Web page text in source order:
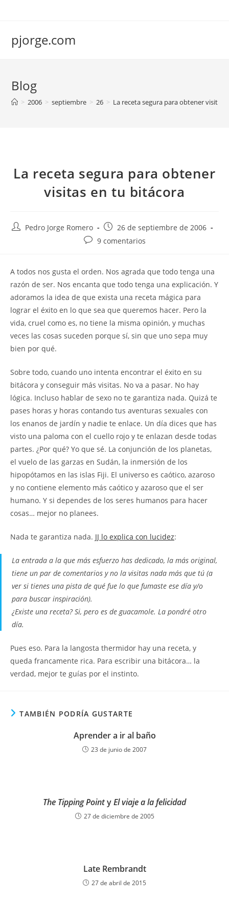
pjorge.com
Blog
> 2006 > septiembre > 26 > La receta segura para obtener visitas
La receta segura para obtener
visitas en tu bitácora
AutorPedro Jorge Romero
Publicación
de
26 de septiembre de 2006
Comentarios
entrada:
9 comentarios
A todos nos gusta el orden. Nos agrada que todo tenga una
razón de ser. Nos encanta que todo tenga una explicación. Y
adoramos la idea de que exista una receta mágica para
lograr el éxito en lo que sea que queremos hacer. Pero la
vida, cruel como es, no tiene la misma opinión, y muchas
veces las cosas suceden porque sí, sin que uno sepa muy
bien por qué.
Sobre todo, cuando uno intenta encontrar el éxito en su
bitácora y conseguir más visitas. No va a pasar. No hay
lógica. Incluso hablar de sexo no te garantiza nada. Quizá te
pases horas y horas contando tus aventuras sexuales con
los enanos de jardín y nadie te enlace. Un día dices que has
visto una paloma con el cuello rojo y te enlazan desde todas
partes. ¿Por qué? Yo que sé. La conjunción de los planetas,
el vuelo de las garzas en Sudán, la inmersión de los
hipopótamos en las islas Fiji. El universo es caótico, azaroso
y no contiene elemento más caótico y azaroso que el ser
humano. Y si dependes de los seres humanos para hacer
cosas… mejor no planees.
Nada te garantiza nada. JJ lo explica con lucidez:
La entrada a la que más esfuerzo has dedicado, la más original,
tiene un par de comentarios y no la visitas nada más que tú (a
ver si tienes una pista de qué fue lo que fumaste ese día y/o
para buscar inspiración).
¿Existe una receta? Si, pero es de guacamole. La pondré otro
día.
Pues eso. Para la langosta thermidor hay una receta, y
queda francamente rica. Para escribir una bitácora… la
verdad, mejor te guías por el instinto.
TAMBIÉN PODRÍA GUSTARTE
Aprender a ir al baño
23 de junio de 2007
The Tipping PointyEl viaje a la felicidad
27 de diciembre de 2005
Late Rembrandt
27 de abril de 2015